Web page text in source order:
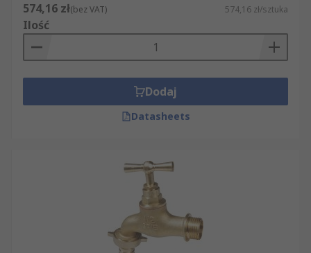
574,16 zł(bez VAT) 574,16 zł/sztuka
Ilość
Dodaj
Datasheets